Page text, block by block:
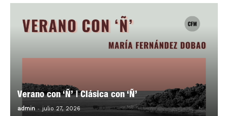
Verano con ‘Ñ’ | Clásica con ‘Ñ’
admin - julio 27, 2026 0